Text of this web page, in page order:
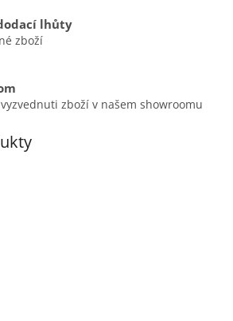
lhůty
zboží
zboží v našem showroomu